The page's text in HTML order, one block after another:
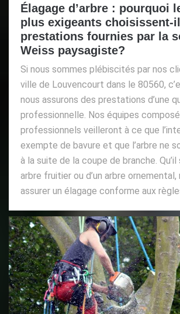
Élagage d’arbre : pourquoi
plus exigeants choisissent-
prestations fournies par la
Weiss paysagiste?
Si nous sommes plébiscités par nos
ville de Louvencourt dans le 80560,
nous assurons des prestations d’une
professionnelle. Nos équipes
professionnels veilleront à ce que
exempte de bavure et que l’arbre ne
à la suite de la coupe de branche. Qu’il
arbre fruitier ou d’un arbre ornemental,
assurer un élagage conforme aux